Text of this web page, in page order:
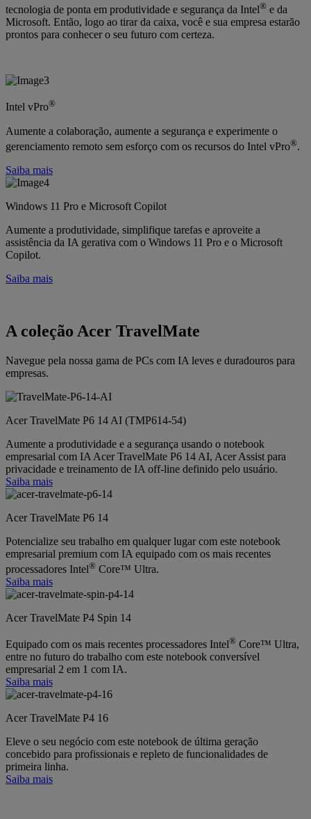
tecnologia de ponta em produtividade e segurança da Intel® e da
Microsoft. Então, logo ao tirar da caixa, você e sua empresa estarão
prontos para conhecer o seu futuro com certeza.
Intel vPro®
Aumente a colaboração, aumente a segurança e experimente o
gerenciamento remoto sem esforço com os recursos do Intel vPro®.
Saiba mais
Windows 11 Pro e Microsoft Copilot
Aumente a produtividade, simplifique tarefas e aproveite a
assistência da IA gerativa com o Windows 11 Pro e o Microsoft
Copilot.
Saiba mais
A coleção Acer TravelMate
Navegue pela nossa gama de PCs com IA leves e duradouros para
empresas.
Acer TravelMate P6 14 AI (TMP614-54)
Aumente a produtividade e a segurança usando o notebook
empresarial com IA Acer TravelMate P6 14 AI, Acer Assist para
privacidade e treinamento de IA off-line definido pelo usuário.
Saiba mais
Acer TravelMate P6 14
Potencialize seu trabalho em qualquer lugar com este notebook
empresarial premium com IA equipado com os mais recentes
processadores Intel® Core™ Ultra.
Saiba mais
Acer TravelMate P4 Spin 14
Equipado com os mais recentes processadores Intel® Core™ Ultra,
entre no futuro do trabalho com este notebook conversível
empresarial 2 em 1 com IA.
Saiba mais
Acer TravelMate P4 16
Eleve o seu negócio com este notebook de última geração
concebido para profissionais e repleto de funcionalidades de
primeira linha.
Saiba mais